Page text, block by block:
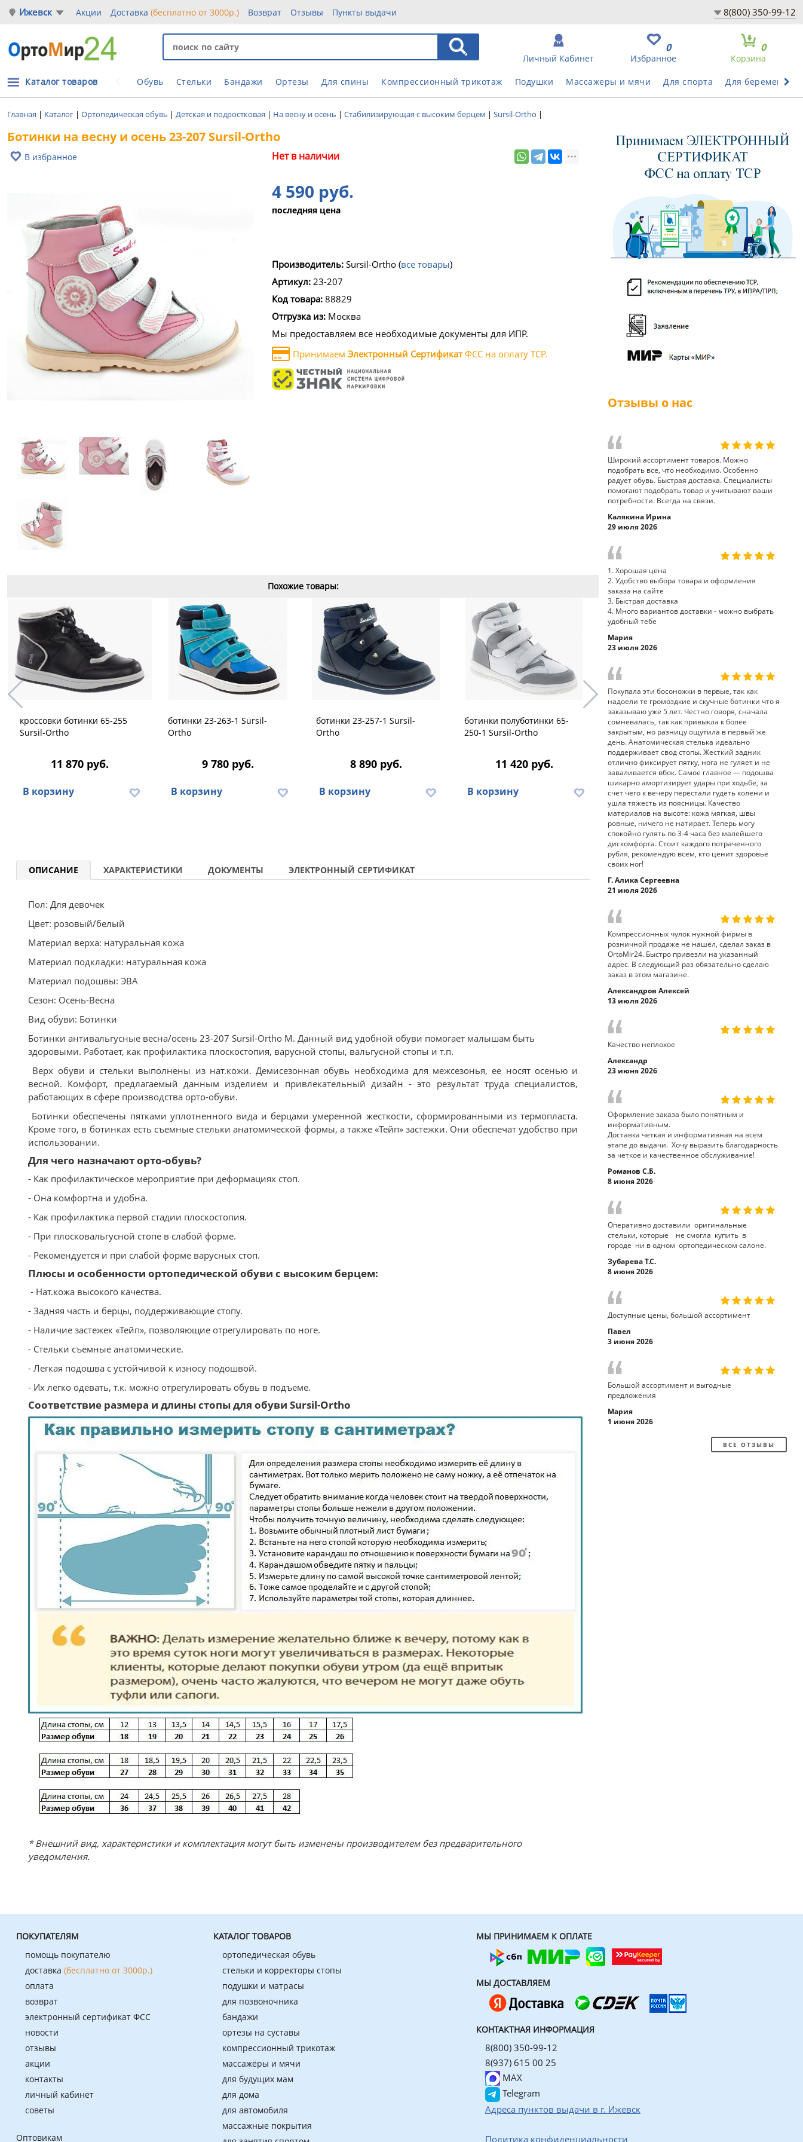
Ижевск Акции Доставка(бесплатно от 3000р.) Возврат Отзывы Пункты выдачи 8(800) 350-99-12
Корзина
0
Избранное
0
Личный Кабинет
Обувь Стельки Бандажи Ортезы Для спины Компрессионный трикотаж Подушки Массажеры и мячи Для спорта Для беременных
Каталог товаров
Главная | Каталог | Ортопедическая обувь | Детская и подростковая | На весну и осень | Стабилизирующая с высоким берцем | Sursil-Ortho |
Ботинки на весну и осень 23-207 Sursil-Ortho
В избранное Нет в наличии
4 590 руб.
последняя цена
Производитель: Sursil-Ortho(все товары)
Артикул: 23-207
Код товара: 88829
Отгрузка из: Москва
Мы предоставляем все необходимые документы для ИПР.
Принимаем Электронный СертификатФСС на оплату ТСР.
Похожие товары:
кроссовки ботинки 65-255
Sursil-Ortho
11 870 руб.
В корзину
ботинки 23-263-1 Sursil-
Ortho
9 780 руб.
В корзину
ботинки 23-257-1 Sursil-
Ortho
8 890 руб.
В корзину
ботинки полуботинки 65-
250-1 Sursil-Ortho
11 420 руб.
В корзину
ботинки антиварусные
AV15-013 Sursil-Ortho
7 990 руб.
В корзину
AV15-011
В
ОПИСАНИЕ ХАРАКТЕРИСТИКИ ДОКУМЕНТЫ ЭЛЕКТРОННЫЙ СЕРТИФИКАТ
Пол: Для девочек
Цвет: розовый/белый
Материал верха: натуральная кожа
Материал подкладки: натуральная кожа
Материал подошвы: ЭВА
Сезон: Осень-Весна
Вид обуви: Ботинки
Ботинки антивальгусные весна/осень 23-207 Sursil-Ortho М. Данный вид удобной обуви помогает малышам быть
здоровыми. Работает, как профилактика плоскостопия, варусной стопы, вальгусной стопы и т.п.
Верх обуви и стельки выполнены из нат.кожи. Демисезонная обувь необходима для межсезонья, ее носят осенью и
весной. Комфорт, предлагаемый данным изделием и привлекательный дизайн - это результат труда специалистов,
работающих в сфере производства орто-обуви.
Ботинки обеспечены пятками уплотненного вида и берцами умеренной жесткости, сформированными из термопласта.
Кроме того, в ботинках есть съемные стельки анатомической формы, а также «Тейп» застежки. Они обеспечат удобство при
использовании.
Для чего назначают орто-обувь?
- Как профилактическое мероприятие при деформациях стоп.
- Она комфортна и удобна.
- Как профилактика первой стадии плоскостопия.
- При плосковальгусной стопе в слабой форме.
- Рекомендуется и при слабой форме варусных стоп.
Плюсы и особенности ортопедической обуви с высоким берцем:
- Нат.кожа высокого качества.
- Задняя часть и берцы, поддерживающие стопу.
- Наличие застежек «Тейп», позволяющие отрегулировать по ноге.
- Стельки съемные анатомические.
- Легкая подошва с устойчивой к износу подошвой.
- Их легко одевать, т.к. можно отрегулировать обувь в подъеме.
Соответствие размера и длины стопы для обуви Sursil-Ortho
* Внешний вид, характеристики и комплектация могут быть изменены производителем без предварительного
уведомления.
Отзывы о нас
Широкий ассортимент товаров. Можно
подобрать все, что необходимо. Особенно
радует обувь. Быстрая доставка. Специалисты
помогают подобрать товар и учитывают ваши
потребности. Всегда на связи.
Калякина Ирина
29 июля 2026
1. Хорошая цена
2. Удобство выбора товара и оформления
заказа на сайте
3. Быстрая доставка
4. Много вариантов доставки - можно выбрать
удобный тебе
Мария
23 июля 2026
Покупала эти босоножки в первые, так как
надоели те громоздкие и скучные ботинки что я
заказываю уже 5 лет. Честно говоря, сначала
сомневалась, так как привыкла к более
закрытым, но разницу ощутила в первый же
день. Анатомическая стелька идеально
поддерживает свод стопы. Жесткий задник
отлично фиксирует пятку, нога не гуляет и не
заваливается вбок. Самое главное — подошва
шикарно амортизирует удары при ходьбе, за
счет чего к вечеру перестали гудеть колени и
ушла тяжесть из поясницы. Качество
материалов на высоте: кожа мягкая, швы
ровные, ничего не натирает. Теперь могу
спокойно гулять по 3-4 часа без малейшего
дискомфорта. Стоит каждого потраченного
рубля, рекомендую всем, кто ценит здоровье
своих ног!
Г. Алика Сергеевна
21 июля 2026
Компрессионных чулок нужной фирмы в
розничной продаже не нашёл, сделал заказ в
OrtoMir24. Быстро привезли на указанный
адрес. В следующий раз обязательно сделаю
заказ в этом магазине.
Александров Алексей
13 июля 2026
Качество неплохое
Александр
23 июня 2026
Оформление заказа было понятным и
информативным.
Доставка четкая и информативная на всем
этапе до выдачи. Хочу выразить благодарность
за четкое и качественное обслуживание!
Романов С.Б.
8 июня 2026
Оперативно доставили оригинальные
стельки, которые не смогла купить в
городе ни в одном ортопедическом салоне.
Зубарева Т.С.
8 июня 2026
Доступные цены, большой ассортимент
Павел
3 июня 2026
Большой ассортимент и выгодные
предложения
Мария
1 июня 2026
ВСЕ ОТЗЫВЫ
ПОКУПАТЕЛЯМ
помощь покупателю
доставка (бесплатно от 3000р.)
оплата
возврат
электронный сертификат ФСС
новости
отзывы
акции
контакты
личный кабинет
советы
Оптовикам
КАТАЛОГ ТОВАРОВ
ортопедическая обувь
стельки и корректоры стопы
подушки и матрасы
для позвоночника
бандажи
ортезы на суставы
компрессионный трикотаж
массажёры и мячи
для будущих мам
для дома
для автомобиля
массажные покрытия
МЫ ПРИНИМАЕМ К ОПЛАТЕ
МЫ ДОСТАВЛЯЕМ
КОНТАКТНАЯ ИНФОРМАЦИЯ
8(800) 350-99-12
8(937) 615 00 25
MAX
Telegram
Адреса пунктов выдачи в г. Ижевск
Политика конфиденциальности